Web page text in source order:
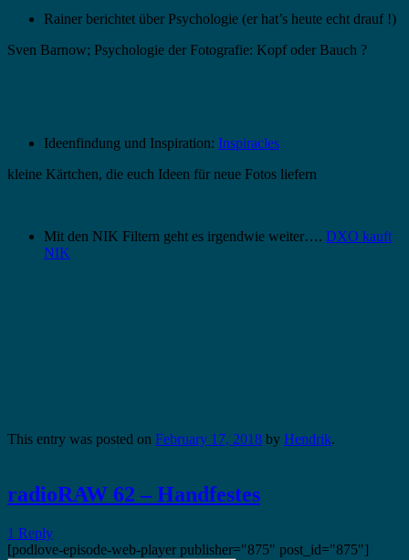
Rainer berichtet über Psychologie (er hat’s heute echt drauf !)
Sven Barnow; Psychologie der Fotografie: Kopf oder Bauch ?
Ideenfindung und Inspiration: Inspiracles
kleine Kärtchen, die euch Ideen für neue Fotos liefern
Mit den NIK Filtern geht es irgendwie weiter…. DXO kauft
NIK
This entry was posted on February 17, 2018 by Hendrik.
radioRAW 62 – Handfestes
1 Reply
[podlove-episode-web-player publisher="875" post_id="875"]